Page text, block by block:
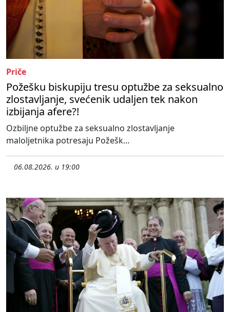
Priče
Požešku biskupiju tresu optužbe za seksualno
zlostavljanje, svećenik udaljen tek nakon
izbijanja afere?!
Ozbiljne optužbe za seksualno zlostavljanje
maloljetnika potresaju Požešk...
06.08.2026. u 19:00